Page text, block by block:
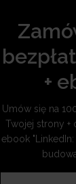
+
Umów się na
Twojej strony +
ebook